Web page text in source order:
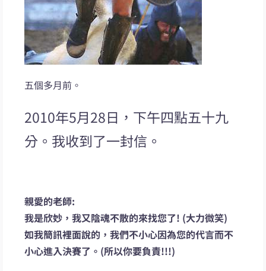
五個多月前。
2010年5月28日，下午四點五十九
分。我收到了一封信。
親愛的老師:
我是欣妙，我又陰魂不散的來找您了! (大力微笑)
如我簡訊裡面說的，我們不小心因為您的代言而不
小心進入決賽了。(所以你要負責!!!)